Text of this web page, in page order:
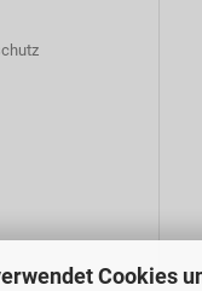
Cookies